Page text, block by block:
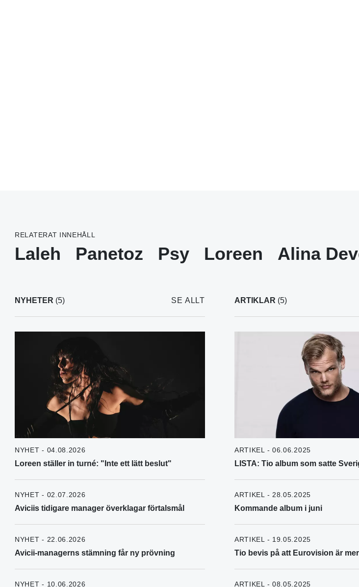
RELATERAT INNEHÅLL
Laleh Panetoz Psy Loreen Alina
NYHETER (5) SE ALLT
NYHET - 04.08.2026
Loreen ställer in turné: "Inte ett lätt beslut"
NYHET - 02.07.2026
Aviciis tidigare manager överklagar förtalsmål
NYHET - 22.06.2026
Avicii-managerns stämning får ny prövning
NYHET - 10.06.2026
ARTIKLAR (5)
ARTIKEL - 06.06.2025
LISTA: Tio album som satte
ARTIKEL - 28.05.2025
Kommande album i juni
ARTIKEL - 19.05.2025
Tio bevis på att Eurovision är
ARTIKEL - 08.05.2025